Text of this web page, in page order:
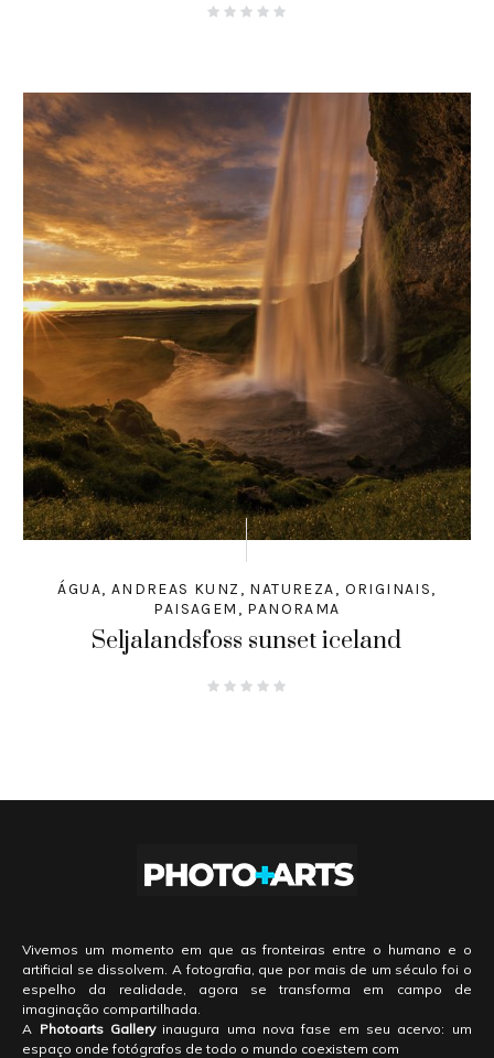
ÁGUA, ANDREAS KUNZ , NATUREZA, ORIGINAIS,
PAISAGEM , PANORAMA
Seljalandsfoss sunset iceland
Vivemos um momento em que as fronteiras entre o humano e o
artificial se dissolvem. A fotografia, que por mais de um século foi o
espelho da realidade, agora se transforma em campo de
imaginação compartilhada.
A Photoarts Galleryinaugura uma nova fase em seu acervo: um
espaço onde fotógrafos de todo o mundo coexistem com